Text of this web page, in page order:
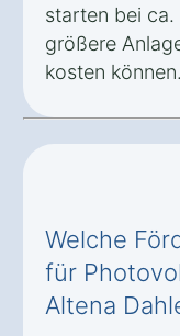
starten bei
größere
kosten können.
Welche
für
Altena